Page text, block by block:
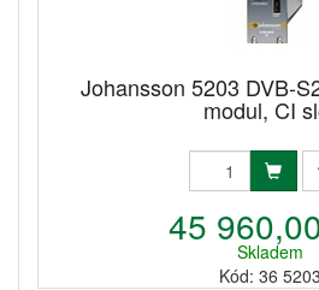
Johansson 5203 DVB-
modul, CI
45
Skladem
Kód: 36 5203